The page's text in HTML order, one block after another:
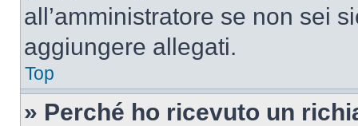
all’amministratore se non sei
aggiungere allegati.
Top
» Perché ho ricevuto un